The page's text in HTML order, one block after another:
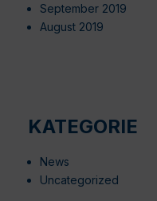
September 2019
August 2019
KATEGORIE
News
Uncategorized